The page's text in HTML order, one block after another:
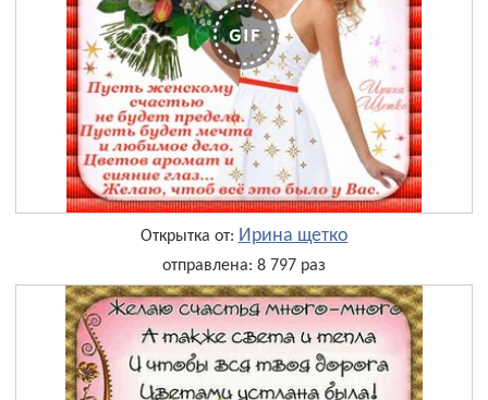
Открытка от: Ирина щетко
отправлена: 8 797 раз